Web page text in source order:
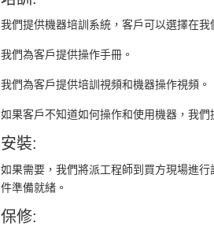
我們提供機器培訓系統，客戶可以選擇在
我們為客戶提供操作手冊。
我們為客戶提供培訓視頻和機器操作視頻。
如果客戶不知道如何操作和使用機器，我們
安裝:
如果需要，我們將派工程師到買方現場進
件準備就緒。
保修: